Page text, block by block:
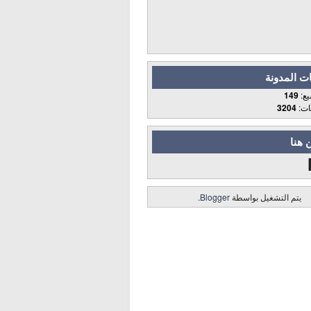
المدونة
149
3204
هنا
يتم التشغيل بواسطة Blogger
.